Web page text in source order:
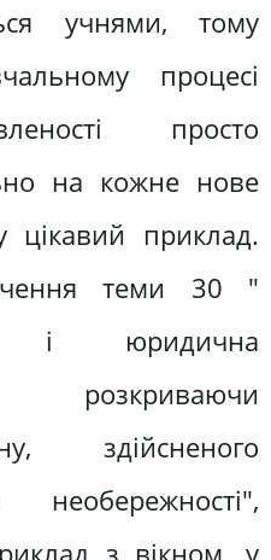
учнями, тому
процесі
просто
на кожне нове
цікавий приклад.
теми 30 "
і юридична
розкриваючи
здійсненого